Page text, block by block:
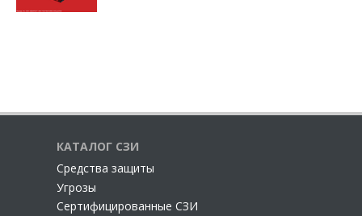
КАТАЛОГ СЗИ
Cредства защиты
Угрозы
Сертифицированные СЗИ